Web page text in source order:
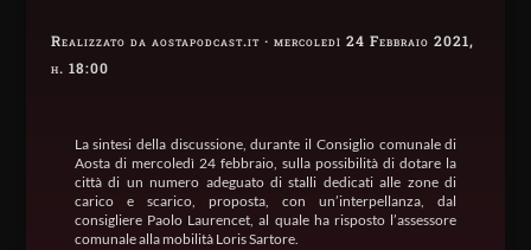
Realizzato da aostapodcast.it · mercoledì 24 Febbraio 2021,
h. 18:00
La sintesi della discussione, durante il Consiglio comunale di
Aosta di mercoledì 24 febbraio, sulla possibilità di dotare la
città di un numero adeguato di stalli dedicati alle zone di
carico e scarico, proposta, con un’interpellanza, dal
consigliere Paolo Laurencet, al quale ha risposto l’assessore
comunale alla mobilità Loris Sartore.